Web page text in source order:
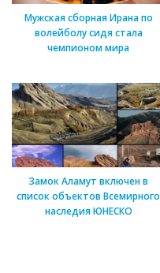
Мужская сборная Ирана по
волейболу сидя стала
чемпионом мира
Замок Аламут включен в
список объектов Всемирного
наследия ЮНЕСКО